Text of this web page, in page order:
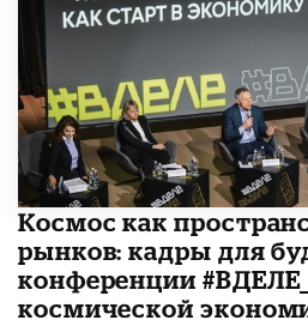
Космос как
рынков: кадры для
конференции
космической